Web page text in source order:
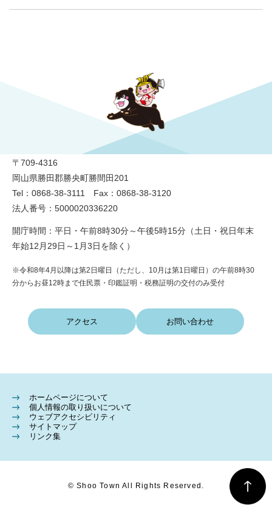
〒709-4316
岡山県勝田郡勝央町勝間田201
Tel：0868-38-3111 Fax：0868-38-3120
法人番号：5000020336220
開庁時間：平日・午前8時30分～午後5時15分（土日・祝日年末
年始12月29日～1月3日を除く）
※令和8年4月以降は第2日曜日（ただし、10月は第1日曜日）の午前8時30
分からお昼12時まで住民票・印鑑証明・税務証明の交付のみ受付
アクセス お問い合わせ
ホームページについて
個人情報の取り扱いについて
ウェブアクセシビリティ
サイトマップ
リンク集
© Shoo Town All Rights Reserved.